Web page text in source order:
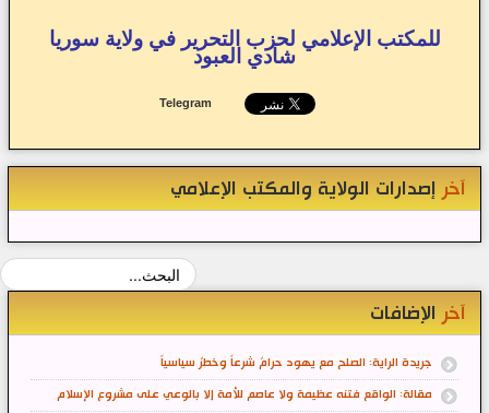
للمكتب الإعلامي لحزب التحرير في ولاية سوريا
شادي العبود
Telegram
آخر إصدارات الولاية والمكتب الإعلامي
آخر الإضافات
جريدة الراية: الصلح مع يهود حرامٌ شرعاً وخطرٌ سياسياً
مقالة: الواقع فتنه عظيمة ولا عاصم للأمة إلا بالوعي على مشروع الإسلام